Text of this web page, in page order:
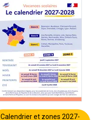
Calendrier et zones 2027-